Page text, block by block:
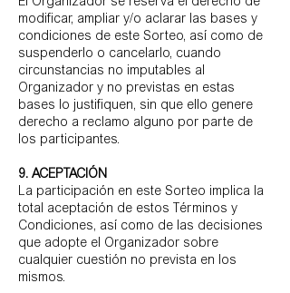
El Organizador se reserva el derecho de
modificar, ampliar y/o aclarar las bases y
condiciones de este Sorteo, así como de
suspenderlo o cancelarlo, cuando
circunstancias no imputables al
Organizador y no previstas en estas
bases lo justifiquen, sin que ello genere
derecho a reclamo alguno por parte de
los participantes.
9. ACEPTACIÓN
La participación en este Sorteo implica la
total aceptación de estos Términos y
Condiciones, así como de las decisiones
que adopte el Organizador sobre
cualquier cuestión no prevista en los
mismos.